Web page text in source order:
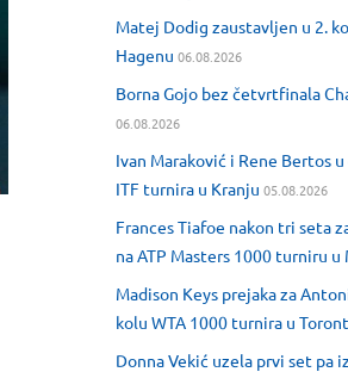
Matej Dodig zaustavljen u 2.
Hagenu 06.08.2026
Borna Gojo bez četvrtfinala
06.08.2026
Ivan Maraković i Rene Bertos
ITF turnira u Kranju 05.08.2026
Frances Tiafoe nakon tri seta
na ATP Masters 1000 turniru
Madison Keys prejaka za
kolu WTA 1000 turnira u
Donna Vekić uzela prvi set pa